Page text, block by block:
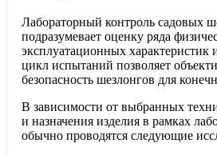
Лабораторный контроль садовых
подразумевает оценку ряда
эксплуатационных характеристик
цикл испытаний позволяет
безопасность шезлонгов для
В зависимости от выбранных
и назначения изделия в рамках
обычно проводятся следующие